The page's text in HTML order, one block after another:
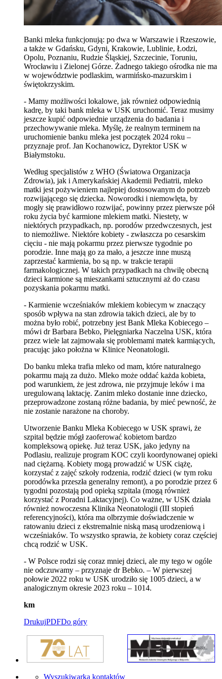
Banki mleka funkcjonują: po dwa w Warszawie i Rzeszowie,
a także w Gdańsku, Gdyni, Krakowie, Lublinie, Łodzi,
Opolu, Poznaniu, Rudzie Śląskiej, Szczecinie, Toruniu,
Wrocławiu i Zielonej Górze. Żadnego takiego ośrodka nie ma
w województwie podlaskim, warmińsko-mazurskim i
świętokrzyskim.
- Mamy możliwości lokalowe, jak również odpowiednią
kadrę, by taki bank mleka w USK uruchomić. Teraz musimy
jeszcze kupić odpowiednie urządzenia do badania i
przechowywanie mleka. Myślę, że realnym terminem na
uruchomienie banku mleka jest początek 2024 roku –
przyznaje prof. Jan Kochanowicz, Dyrektor USK w
Białymstoku.
Według specjalistów z WHO (Światowa Organizacja
Zdrowia), jak i Amerykańskiej Akademii Pediatrii, mleko
matki jest pożywieniem najlepiej dostosowanym do potrzeb
rozwijającego się dziecka. Noworodki i niemowlęta, by
mogły się prawidłowo rozwijać, powinny przez pierwsze pół
roku życia być karmione mlekiem matki. Niestety, w
niektórych przypadkach, np. porodów przedwczesnych, jest
to niemożliwe. Niektóre kobiety - zwłaszcza po cesarskim
cięciu - nie mają pokarmu przez pierwsze tygodnie po
porodzie. Inne mają go za mało, a jeszcze inne muszą
zaprzestać karmienia, bo są np. w trakcie terapii
farmakologicznej. W takich przypadkach na chwilę obecną
dzieci karmione są mieszankami sztucznymi aż do czasu
pozyskania pokarmu matki.
- Karmienie wcześniaków mlekiem kobiecym w znaczący
sposób wpływa na stan zdrowia takich dzieci, ale by to
można było robić, potrzebny jest Bank Mleka Kobiecego –
mówi dr Barbara Bebko, Pielęgniarka Naczelna USK, która
przez wiele lat zajmowała się problemami matek karmiących,
pracując jako położna w Klinice Neonatologii.
Do banku mleka trafia mleko od mam, które naturalnego
pokarmu mają za dużo. Mleko może oddać każda kobieta,
pod warunkiem, że jest zdrowa, nie przyjmuje leków i ma
uregulowaną laktację. Zanim mleko dostanie inne dziecko,
przeprowadzone zostaną różne badania, by mieć pewność, że
nie zostanie narażone na choroby.
Utworzenie Banku Mleka Kobiecego w USK sprawi, że
szpital będzie mógł zaoferować kobietom bardzo
kompleksową opiekę. Już teraz USK, jako jedyny na
Podlasiu, realizuje program KOC czyli koordynowanej opieki
nad ciężarną. Kobiety mogą prowadzić w USK ciążę,
korzystać z zajęć szkoły rodzenia, rodzić dzieci (w tym roku
porodówka przeszła generalny remont), a po porodzie przez 6
tygodni pozostają pod opieką szpitala (mogą również
korzystać z Poradni Laktacyjnej). Co ważne, w USK działa
również nowoczesna Klinika Neonatologii (III stopień
referencyjności), która ma olbrzymie doświadczenie w
ratowaniu dzieci z ekstremalnie niską masą urodzeniową i
wcześniaków. To wszystko sprawia, że kobiety coraz częściej
chcą rodzić w USK.
- W Polsce rodzi się coraz mniej dzieci, ale my tego w ogóle
nie odczuwamy – przyznaje dr Bebko. – W pierwszej
połowie 2022 roku w USK urodziło się 1005 dzieci, a w
analogicznym okresie 2023 roku – 1014.
km
DrukujPDFDo góry
Wyszukiwarka kontaktów